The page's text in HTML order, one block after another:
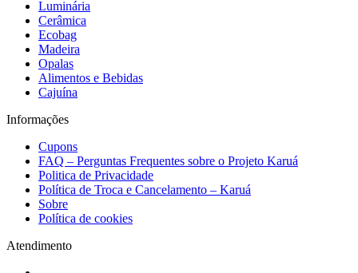
Luminária
Cerâmica
Ecobag
Madeira
Opalas
Alimentos e Bebidas
Cajuína
Informações
Cupons
FAQ – Perguntas Frequentes sobre o Projeto Karuá
Politica de Privacidade
Política de Troca e Cancelamento – Karuá
Sobre
Política de cookies
Atendimento